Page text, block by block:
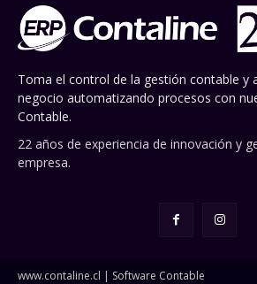
Toma el control de la gestión contable y
negocio automatizando procesos con
Contable.
22 años de experiencia de innovación y
empresa.
www.contaline.cl | Software Contable